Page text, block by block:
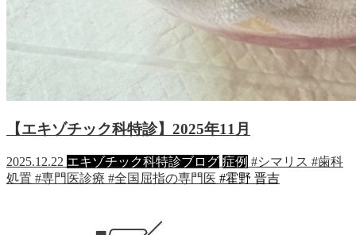
【エキゾチック科特診】2025年11月
2025.12.22 エキゾチック科特診ブログ 症例 #シマリス #歯科
処置 #専門医診療 #全国屈指の専門医 #霍野 晋吉